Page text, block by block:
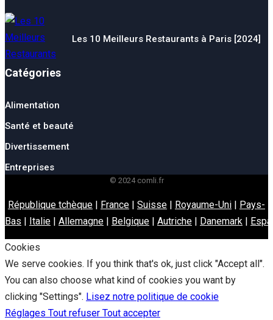
Les 10 Meilleurs Restaurants à Paris [2024]
Catégories
Alimentation
Santé et beauté
Divertissement
Entreprises
© 2024 comli.fr
République tchèque France Suisse Royaume-Uni
Pays-
Bas
Italie Allemagne Belgique Autriche Danemark
Cookies
We serve cookies. If you think that's ok, just click "Accept all".
You can also choose what kind of cookies you want by
clicking "Settings". Lisez notre politique de cookie
Réglages Tout refuser Tout accepter